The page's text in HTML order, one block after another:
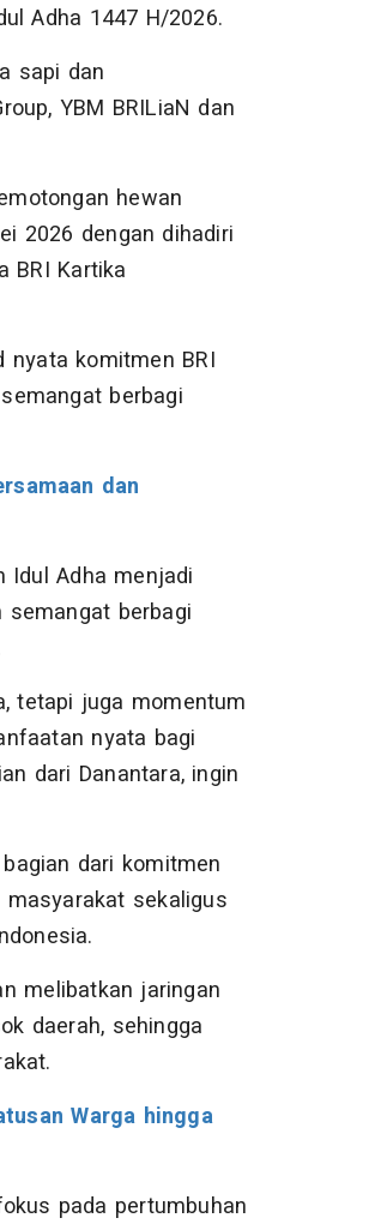
Adha 1447 H/2026.
sapi dan
YBM BRILiaN dan
hewan
2026 dengan dihadiri
BRI Kartika
komitmen BRI
berbagi
dan
Idul Adha menjadi
semangat berbagi
tetapi juga momentum
nyata bagi
dari Danantara, ingin
dari komitmen
sekaligus
melibatkan jaringan
daerah, sehingga
Warga hingga
pada pertumbuhan